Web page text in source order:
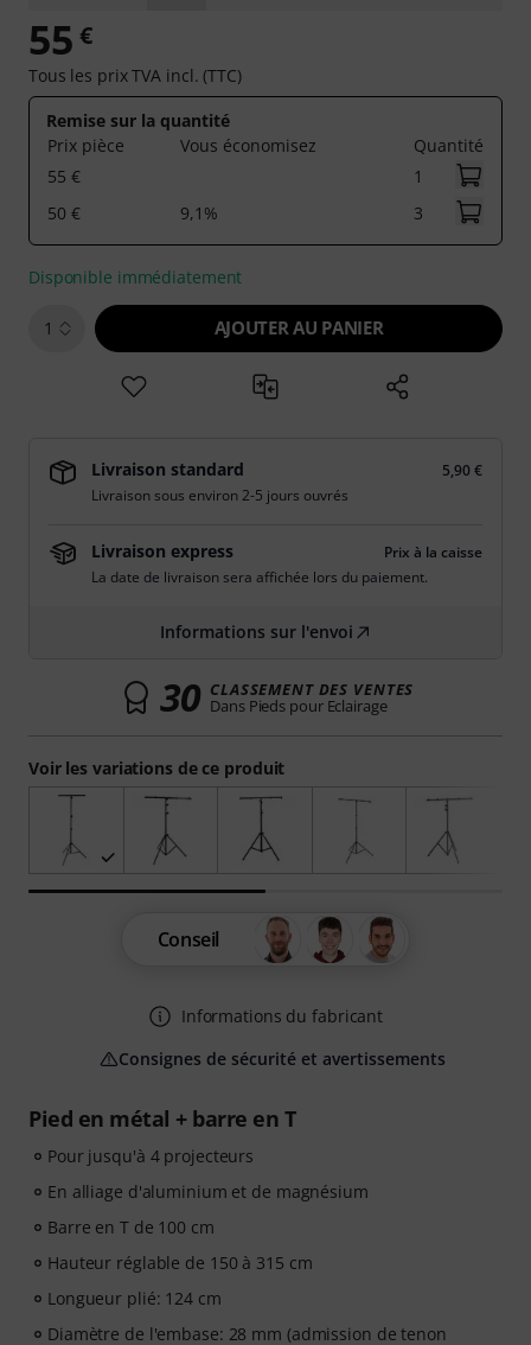
Pied en métal + barre en T
Pour jusqu'à 4 projecteurs
En alliage d'aluminium et de magnésium
Barre en T de 100 cm
Hauteur réglable de 150 à 315 cm
Longueur plié: 124 cm
Diamètre de l'embase: 28 mm (admission de tenon
Voir les variations de ce produit
55 €
Tous les prix TVA incl. (TTC)
Remise sur la quantité
Prix pièce
Vous économisez
Quantité
55 €
1
50 €
9,1% 3
Disponible immédiatement
1 AJOUTER AU PANIER
Livraison standard
5,90 €
Livraison sous environ 2-5 jours ouvrés
Livraison express
Prix à la caisse
La date de livraison sera affichée lors du paiement.
Informations sur l'envoi
30 CLASSEMENT DES VENTES
Dans Pieds pour Eclairage
Conseil
Informations du fabricant
Consignes de sécurité et avertissements